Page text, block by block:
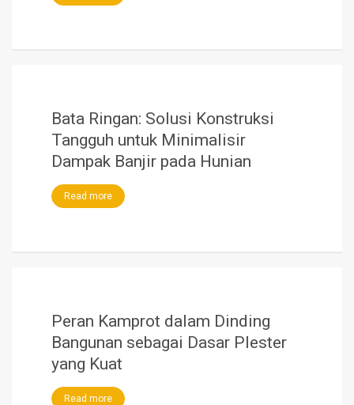
Bata Ringan: Solusi Konstruksi
Tangguh untuk Minimalisir
Dampak Banjir pada Hunian
Read more
Peran Kamprot dalam Dinding
Bangunan sebagai Dasar Plester
yang Kuat
Read more